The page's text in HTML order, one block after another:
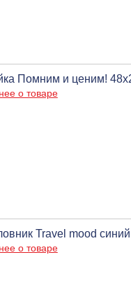
Помним и ценим!
о товаре
Travel mood
о товаре